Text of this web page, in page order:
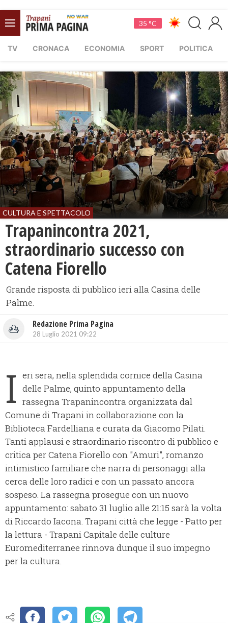
35 °C
TV CRONACA ECONOMIA SPORT POLITICA
CULTURA E SPETTACOLO
Trapanincontra 2021,
straordinario successo con
Catena Fiorello
Grande risposta di pubblico ieri alla Casina delle
Palme.
Redazione Prima Pagina
28 Luglio 2021 09:22
I eri sera, nella splendida cornice della Casina
delle Palme, quinto appuntamento della
rassegna Trapanincontra organizzata dal
Comune di Trapani in collaborazione con la
Biblioteca Fardelliana e curata da Giacomo Pilati.
Tanti applausi e straordinario riscontro di pubblico e
critica per Catena Fiorello con "Amuri", romanzo
intimistico familiare che narra di personaggi alla
cerca delle loro radici e con un passato ancora
sospeso. La rassegna prosegue con un nuovo
appuntamento: sabato 31 luglio alle 21:15 sarà la volta
di Riccardo Iacona. Trapani città che legge - Patto per
la lettura - Trapani Capitale delle culture
Euromediterranee rinnova dunque il suo impegno
per la cultura.